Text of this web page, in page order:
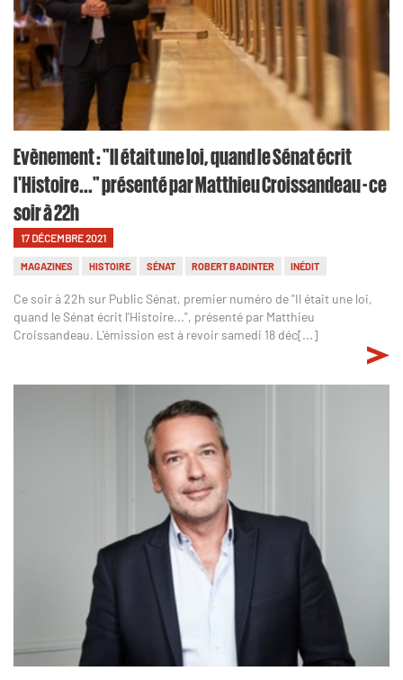
Evènement : "Il était une loi, quand le Sénat écrit
l'Histoire..." présenté par Matthieu Croissandeau - ce
soir à 22h
17 DÉCEMBRE 2021
MAGAZINES HISTOIRE SÉNAT ROBERT BADINTER INÉDIT
Ce soir à 22h sur Public Sénat, premier numéro de "Il était une loi,
quand le Sénat écrit l'Histoire...", présenté par Matthieu
Croissandeau. L'émission est à revoir samedi 18 déc[...]